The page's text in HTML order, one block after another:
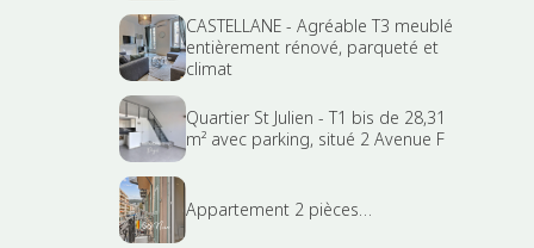
CASTELLANE - Agréable T3 meublé
entièrement rénové, parqueté et
climat
Quartier St Julien - T1 bis de 28,31
m² avec parking, situé 2 Avenue F
Appartement 2 pièces…